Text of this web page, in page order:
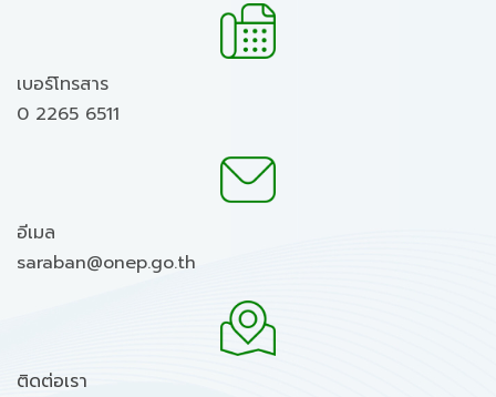
เบอร์โทรสาร
0 2265 6511
อีเมล
saraban@onep.go.th
ติดต่อเรา